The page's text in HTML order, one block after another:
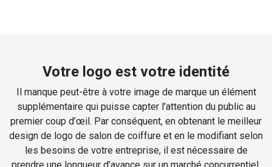
Votre logo est votre identité
Il manque peut-être à votre image de marque un élément
supplémentaire qui puisse capter l’attention du public au
premier coup d’œil. Par conséquent, en obtenant le meilleur
design de logo de salon de coiffure et en le modifiant selon
les besoins de votre entreprise, il est nécessaire de